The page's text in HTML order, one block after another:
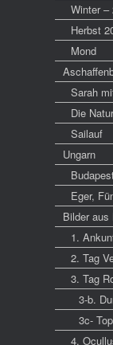
Winter –
Herbst
Mond
Sarah
Die
Sailauf
Ungarn
Eger,
Bilder aus
1.
2. Tag
3. Tag
3-b.
3c-
4.